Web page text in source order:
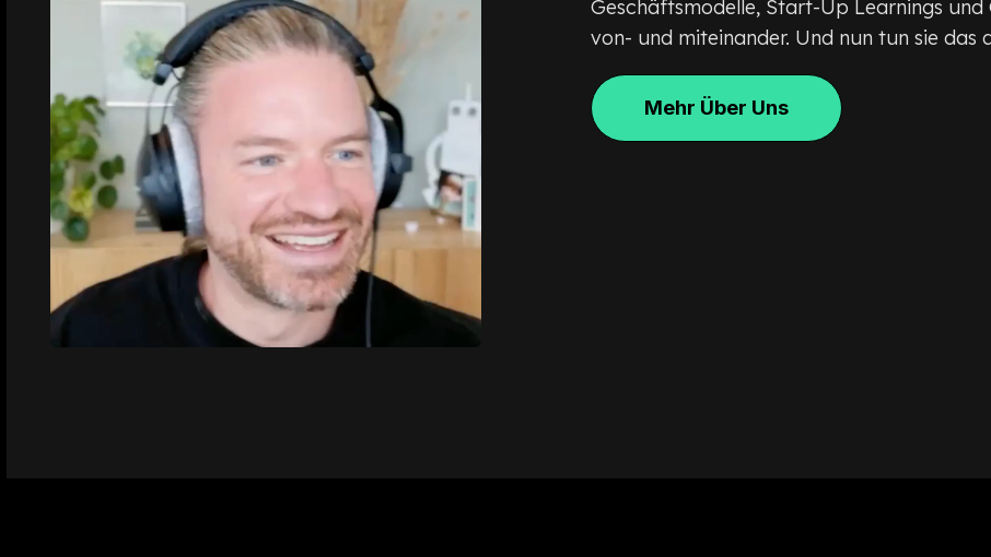
Geschäftsmodelle, Start-Up Learnings
von- und miteinander. Und nun tun sie das
Mehr Über Uns